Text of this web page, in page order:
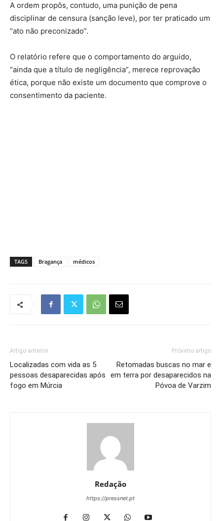
A ordem propôs, contudo, uma punição de pena
disciplinar de censura (sanção leve), por ter praticado um
“ato não preconizado”.
O relatório refere que o comportamento do arguido,
“ainda que a título de negligência”, merece reprovação
ética, porque não existe um documento que comprove o
consentimento da paciente.
TAGS Bragança médicos
Artigo anterior
Localizadas com vida as 5
pessoas desaparecidas após
fogo em Múrcia
Próximo artigo
Retomadas buscas no mar e
em terra por desaparecidos na
Póvoa de Varzim
Redação
https://pressnet.pt